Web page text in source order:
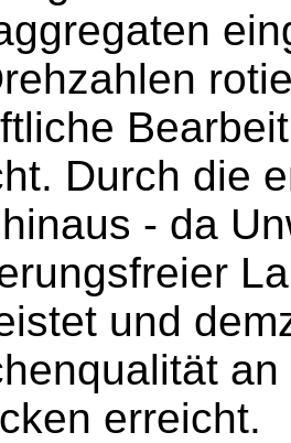
Durch die
- da
und
erreicht.